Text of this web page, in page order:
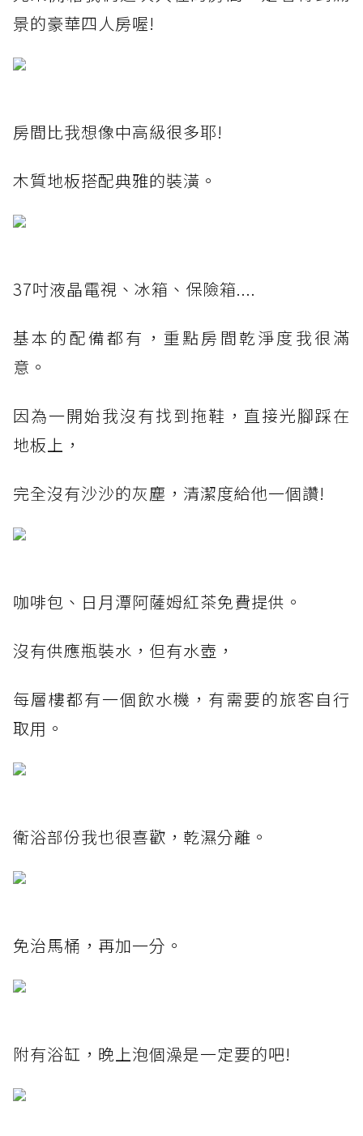
景的豪華四人房喔!
房間比我想像中高級很多耶!
木質地板搭配典雅的裝潢。
37吋液晶電視、冰箱、保險箱....
基本的配備都有，重點房間乾淨度我很滿
意。
因為一開始我沒有找到拖鞋，直接光腳踩在
地板上，
完全沒有沙沙的灰塵，清潔度給他一個讚!
咖啡包、日月潭阿薩姆紅茶免費提供。
沒有供應瓶裝水，但有水壺，
每層樓都有一個飲水機，有需要的旅客自行
取用。
衛浴部份我也很喜歡，乾濕分離。
免治馬桶，再加一分。
附有浴缸，晚上泡個澡是一定要的吧!